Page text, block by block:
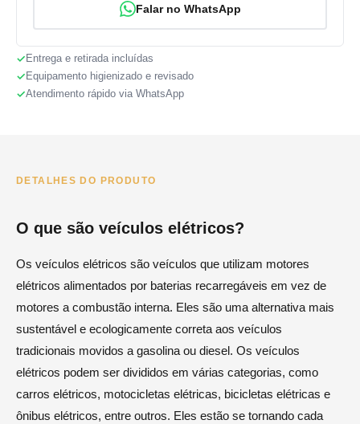
Falar no WhatsApp
Entrega e retirada incluídas
Equipamento higienizado e revisado
Atendimento rápido via WhatsApp
DETALHES DO PRODUTO
O que são veículos elétricos?
Os veículos elétricos são veículos que utilizam motores
elétricos alimentados por baterias recarregáveis em vez de
motores a combustão interna. Eles são uma alternativa mais
sustentável e ecologicamente correta aos veículos
tradicionais movidos a gasolina ou diesel. Os veículos
elétricos podem ser divididos em várias categorias, como
carros elétricos, motocicletas elétricas, bicicletas elétricas e
ônibus elétricos, entre outros. Eles estão se tornando cada